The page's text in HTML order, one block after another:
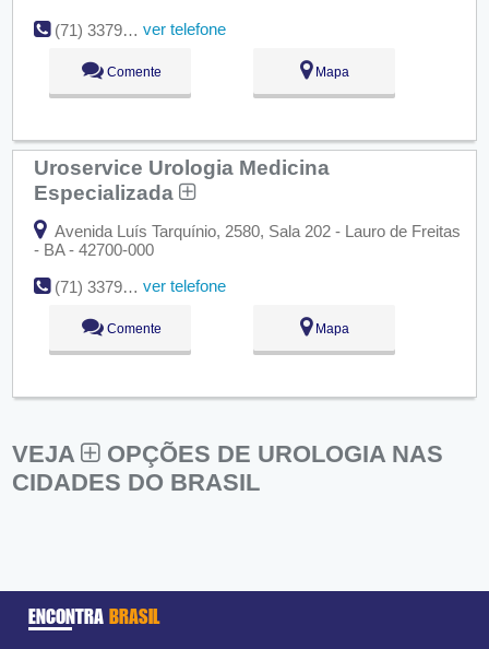
(71) 3379-2766
ver telefone
Comente Mapa
Uroservice Urologia Medicina
Especializada
Avenida Luís Tarquínio, 2580, Sala 202 - Lauro de Freitas
- BA - 42700-000
(71) 3379-1693
ver telefone
Comente Mapa
VEJA
OPÇÕES DE UROLOGIA NAS
CIDADES DO BRASIL
ENCONTRA BRASIL